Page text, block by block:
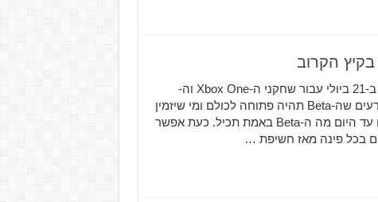
Bungie כבר אישרה לנו שה-Beta של Destiny 2 תתחיל ב-21 ביולי עבור שחקני ה-Xbox One וה-
PlayStation 4 ועבור שחקני המחשב באוגוסט. אנו גם יודעים שה-Beta תהיה פתוחה לכולם ומי שיזמין
מראש יזכה לגישה מוקדמת בלבד. למרות זאת, לא ידענו עד היום מה ה-Beta באמת תכיל. כעת אפשר